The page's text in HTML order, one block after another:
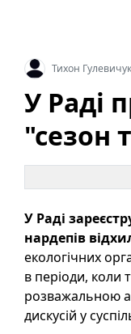
Тихон Гулевичук
У Раді
"сезон
У Раді
нардепів
екологічних
в періоди, коли
розважальною
дискусій у